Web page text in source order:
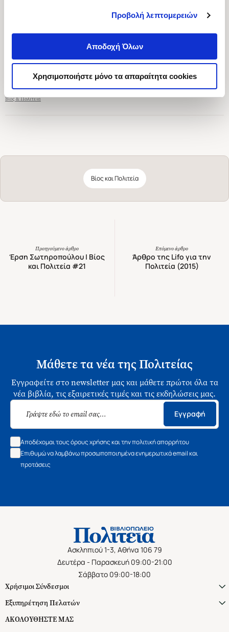
Προβολή λεπτομερειών
Αποδοχή Όλων
Χρησιμοποιήστε μόνο τα απαραίτητα cookies
Βίος & Πολιτεία
Βίος και Πολιτεία
Προηγούμενο άρθρο
Έρση Σωτηροπούλου | Βίος
και Πολιτεία #21
Επόμενο άρθρο
Άρθρο της Lifo για την
Πολιτεία (2015)
Μάθετε τα νέα της Πολιτείας
Εγγραφείτε στο newsletter μας και μάθετε πρώτοι όλα τα
νέα βιβλία, τις εξαιρετικές τιμές και τις εκδηλώσεις μας.
Εγγραφή
Αποδέχομαι τους όρους χρήσης και την πολιτική απορρήτου
Επιθυμώ να λαμβάνω προσωποποιημένα ενημερωτικά email και
προτάσεις
Ασκληπιού 1-3, Αθήνα 106 79
Δευτέρα - Παρασκευή 09:00-21:00
Σάββατο 09:00-18:00
Χρήσιμοι Σύνδεσμοι
Εξυπηρέτηση Πελατών
ΑΚΟΛΟΥΘΗΣΤΕ ΜΑΣ